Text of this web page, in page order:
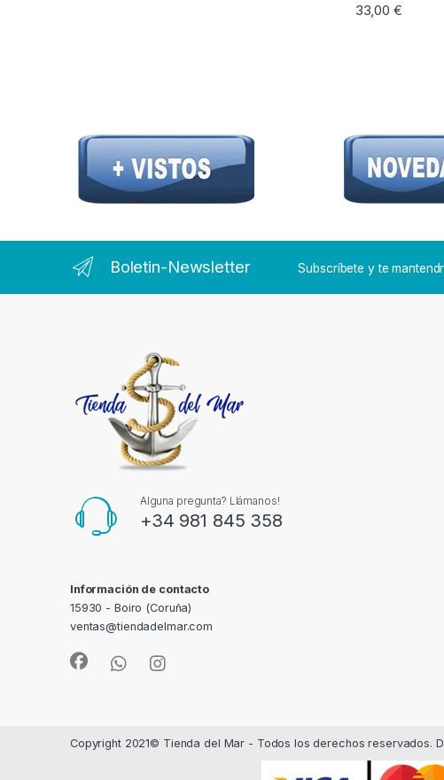
33,00 €
Boletin-Newsletter Subscríbete y te
Alguna pregunta? Llámanos!
+34 981 845 358
Información de contacto
15930 - Boiro (Coruña)
ventas@tiendadelmar.com
Copyright 2021© Tienda del Mar - Todos los derechos reservados.